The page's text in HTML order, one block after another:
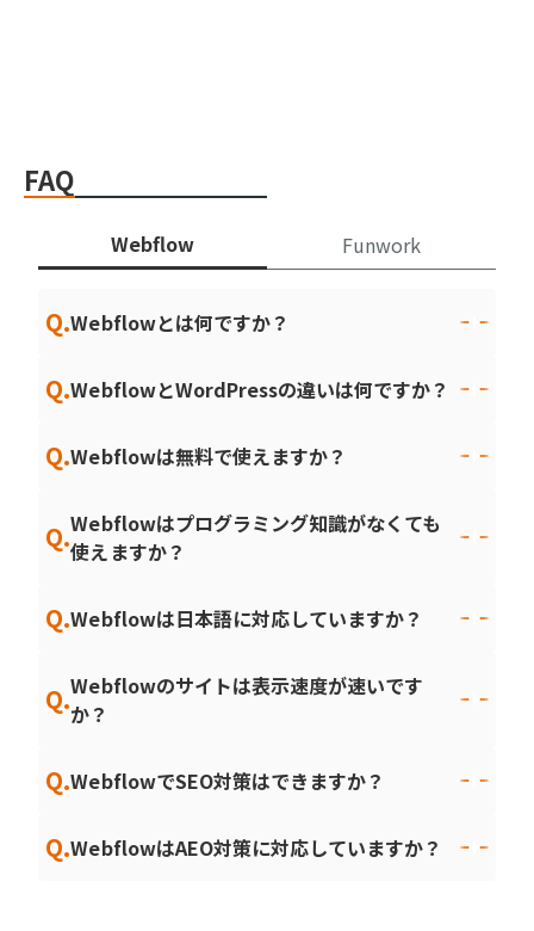
FAQ
Webflow Funwork
Q.Webflowとは何ですか？
Q.WebflowとWordPressの違いは何ですか？
Q.Webflowは無料で使えますか？
Q.Webflowはプログラミング知識がなくても
使えますか？
Q.Webflowは日本語に対応していますか？
Q.Webflowのサイトは表示速度が速いです
か？
Q.WebflowでSEO対策はできますか？
Q.WebflowはAEO対策に対応していますか？